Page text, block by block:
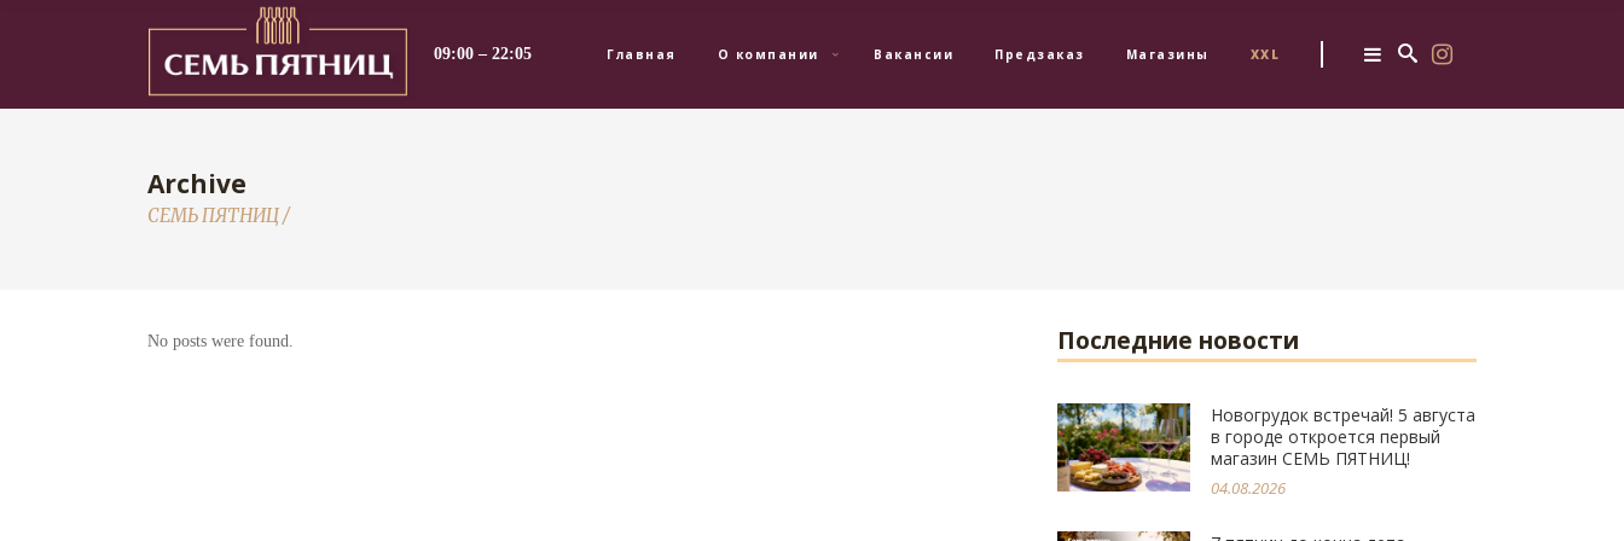
09:00 – 22:05 Главная О компании Вакансии Предзаказ Магазины XXL
Archive
СЕМЬ ПЯТНИЦ/
No posts were found. Последние новости
Новогрудок встречай! 5 августа
в городе откроется первый
магазин СЕМЬ ПЯТНИЦ!
04.08.2026